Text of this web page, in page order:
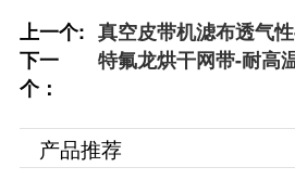
上一个: 真空皮带机滤布透气
过滤
下一
个：
特氟龙烘干网带-耐高
产品推荐